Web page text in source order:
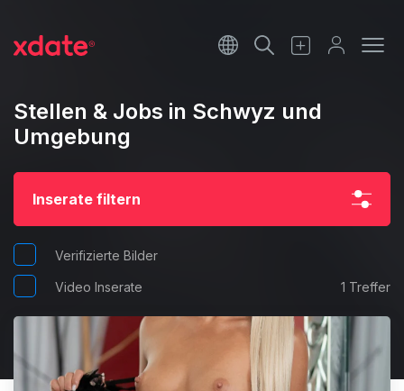
Stellen & Jobs in Schwyz und
Umgebung
Inserate filtern
Verifizierte Bilder
Video Inserate 1 Treffer